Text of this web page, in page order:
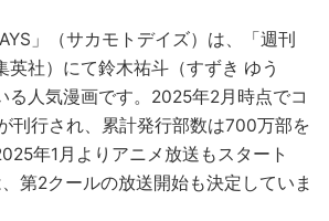
」（サカモトデイズ）は、「週刊
英社）にて鈴木祐斗（すずき ゆう
る人気漫画です。2025年2月時点でコ
刊行され、累計発行部数は700万部を
年1月よりアニメ放送もスタート
第2クールの放送開始も決定していま